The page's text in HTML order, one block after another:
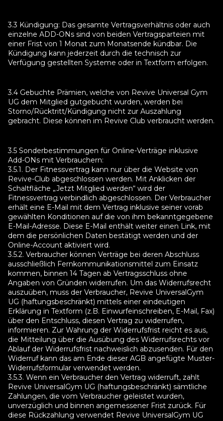
3.3 Kündigung: Das gesamte Vertragsverhältnis oder auch
einzelne ADD-ONs sind von beiden Vertragsparteien mit
einer Frist von 1 Monat zum Monatsende kündbar. Die
Kündigung kann jederzeit durch die technisch zur
Verfügung gestellten Systeme oder in Textform erfolgen.
3.4 Gebuchte Prämien, welche von Revive Universal Gym
UG dem Mitglied gutgebucht wurden, werden bei
Storno/Rücktritt/Kündigung nicht zur Auszahlung
gebracht. Diese können im Revive Club verbraucht werden.
3.5 Sonderbestimmungen für Online-Verträge inklusive
Add-ONs mit Verbrauchern:
3.5.1. Der Fitnessvertrag kann nur über die Website von
Revive-Club abgeschlossen werden. Mit Anklicken der
Schaltfläche „Jetzt Mitglied werden“ wird der
Fitnessvertrag verbindlich abgeschlossen. Der Verbraucher
erhält eine E-Mail mit dem Vertrag inklusive seiner vorab
gewählten Konditionen auf die von ihm bekanntgegebene
E-Mail-Adresse. Diese E-Mail enthält weiter einen Link, mit
dem die persönlichen Daten bestätigt werden und der
Online-Account aktiviert wird.
3.5.2. Verbraucher können Verträge bei deren Abschluss
ausschließlich Fernkommunikationsmittel zum Einsatz
kommen, binnen 14 Tagen ab Vertragsschluss ohne
Angaben von Gründen widerrufen. Um das Widerrufsrecht
auszuüben, muss der Verbraucher, Revive UniversalGym
UG (haftungsbeschränkt) mittels einer eindeutigen
Erklärung in Textform (z.B. Einwurfeinschreiben, E-Mail, Fax)
über den Entschluss, diesen Vertrag zu widerrufen,
informieren. Zur Wahrung der Widerrufsfrist reicht es aus,
die Mitteilung über die Ausübung des Widerrufsrechts vor
Ablauf der Widerrufsfrist nachweislich abzusenden. Für den
Widerruf kann das am Ende dieser AGB angefügte Muster-
Widerrufsformular verwendet werden.
3.5.3. Wenn ein Verbraucher den Vertrag widerruft, zahlt
Revive UniversalGym UG (haftungsbeschränkt) sämtliche
Zahlungen, die vom Verbraucher geleistet wurden,
unverzüglich und binnen angemessener Frist zurück. Für
diese Rückzahlung verwendet Revive UniversalGym UG